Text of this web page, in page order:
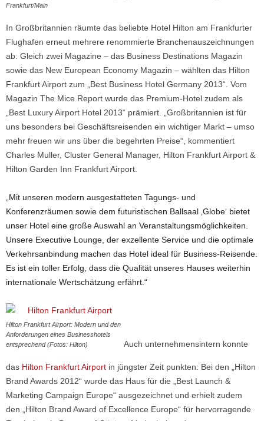
Frankfurt/Main
In Großbritannien räumte das beliebte Hotel Hilton am Frankfurter
Flughafen erneut mehrere renommierte Branchenauszeichnungen
ab: Gleich zwei Magazine – das Business Destinations Magazin
sowie das New European Economy Magazin – wählten das Hilton
Frankfurt Airport zum „Best Business Hotel Germany 2013“. Vom
Magazin The Mice Report wurde das Premium-Hotel zudem als
„Best Luxury Airport Hotel 2013“ prämiert. „Großbritannien ist für
uns besonders bei Geschäftsreisenden ein wichtiger Markt – umso
mehr freuen wir uns über die begehrten Preise“, kommentiert
Charles Muller, Cluster General Manager, Hilton Frankfurt Airport &
Hilton Garden Inn Frankfurt Airport.
„Mit unseren modern ausgestatteten Tagungs- und
Konferenzräumen sowie dem futuristischen Ballsaal ‚Globe‘ bietet
unser Hotel eine große Auswahl an Veranstaltungsmöglichkeiten.
Unsere Executive Lounge, der exzellente Service und die optimale
Verkehrsanbindung machen das Hotel ideal für Business-Reisende.
Es ist ein toller Erfolg, dass die Qualität unseres Hauses weiterhin
internationale Wertschätzung erfährt.“
Hilton Frankfurt Airport: Modern und den
Anforderungen eines Businesshotels
entsprechend (Fotos: Hilton)
Auch unternehmensintern konnte
das Hilton Frankfurt Airport in jüngster Zeit punkten: Bei den „Hilton
Brand Awards 2012“ wurde das Haus für die „Best Launch &
Marketing Campaign Europe“ ausgezeichnet und erhielt zudem
den „Hilton Brand Award of Excellence Europe“ für hervorragende